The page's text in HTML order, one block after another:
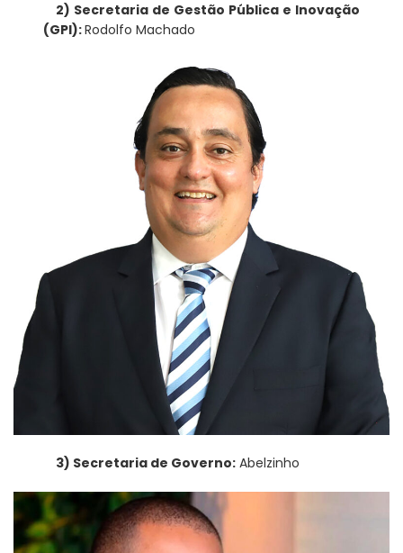
2) Secretaria de Gestão Pública e Inovação
(GPI):Rodolfo Machado
3) Secretaria de Governo: Abelzinho